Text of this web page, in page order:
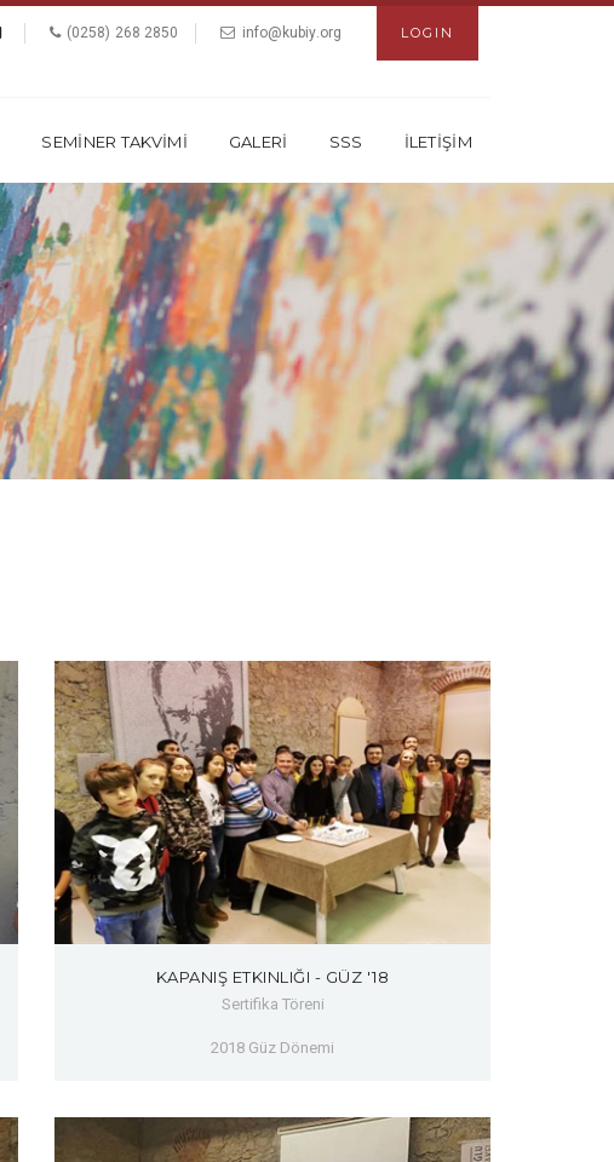
(0258) 268 2850 info@kubiy.org LOGIN
SEMİNER TAKVİMİ GALERİ SSS İLETİŞİM
KAPANIŞ ETKINLIĞI - GÜZ '18
Sertifika Töreni
2018 Güz Dönemi